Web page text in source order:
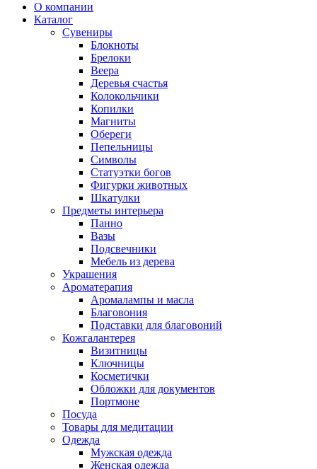
О компании
Каталог
Сувениры
Блокноты
Брелоки
Веера
Деревья счастья
Колокольчики
Копилки
Магниты
Обереги
Пепельницы
Символы
Статуэтки богов
Фигурки животных
Шкатулки
Предметы интерьера
Панно
Вазы
Подсвечники
Мебель из дерева
Украшения
Ароматерапия
Аромалампы и масла
Благовония
Подставки для благовоний
Кожгалантерея
Визитницы
Ключницы
Косметички
Обложки для документов
Портмоне
Посуда
Товары для медитации
Одежда
Мужская одежда
Женская одежда